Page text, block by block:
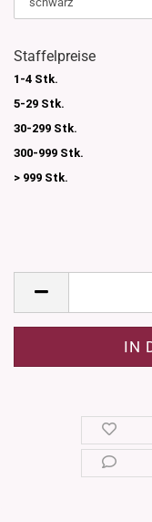
Staffelpreise
1-4 Stk.
5-29 Stk.
30-299 Stk.
300-999 Stk.
> 999 Stk.